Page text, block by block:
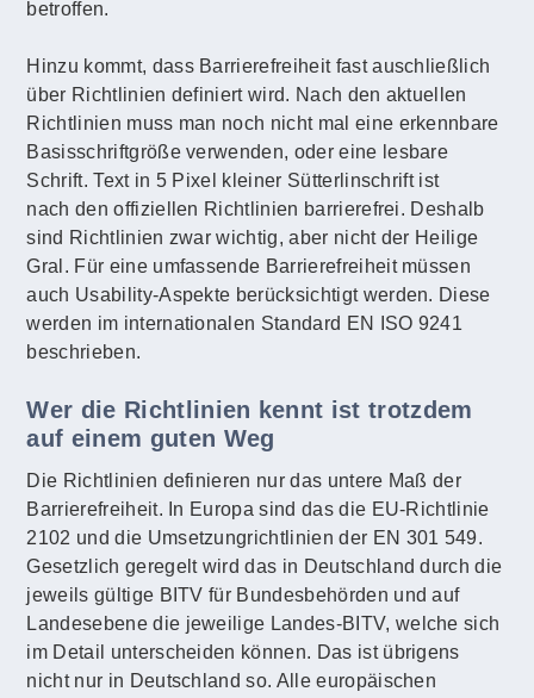
betroffen.
Hinzu kommt, dass Barrierefreiheit fast auschließlich
über Richtlinien definiert wird. Nach den aktuellen
Richtlinien muss man noch nicht mal eine erkennbare
Basisschriftgröße verwenden, oder eine lesbare
Schrift. Text in 5 Pixel kleiner Sütterlinschrift ist
nach den offiziellen Richtlinien barrierefrei. Deshalb
sind Richtlinien zwar wichtig, aber nicht der Heilige
Gral. Für eine umfassende Barrierefreiheit müssen
auch Usability-Aspekte berücksichtigt werden. Diese
werden im internationalen Standard EN ISO 9241
beschrieben.
Wer die Richtlinien kennt ist trotzdem
auf einem guten Weg
Die Richtlinien definieren nur das untere Maß der
Barrierefreiheit. In Europa sind das die EU-Richtlinie
2102 und die Umsetzungrichtlinien der EN 301 549.
Gesetzlich geregelt wird das in Deutschland durch die
jeweils gültige BITV für Bundesbehörden und auf
Landesebene die jeweilige Landes-BITV, welche sich
im Detail unterscheiden können. Das ist übrigens
nicht nur in Deutschland so. Alle europäischen